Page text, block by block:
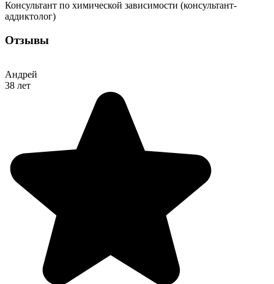
Консультант по химической зависимости (консультант-
аддиктолог)
Отзывы
Андрей
38 лет